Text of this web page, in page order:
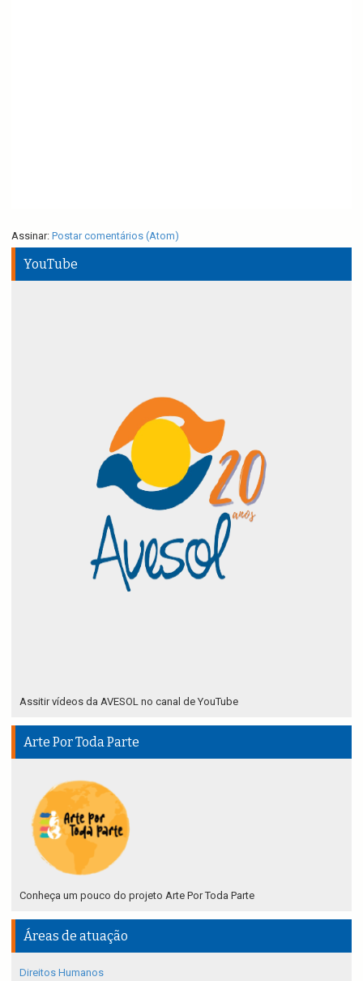
Assinar: Postar comentários (Atom)
YouTube
Assitir vídeos da AVESOL no canal de YouTube
Arte Por Toda Parte
Conheça um pouco do projeto Arte Por Toda Parte
Áreas de atuação
Direitos Humanos